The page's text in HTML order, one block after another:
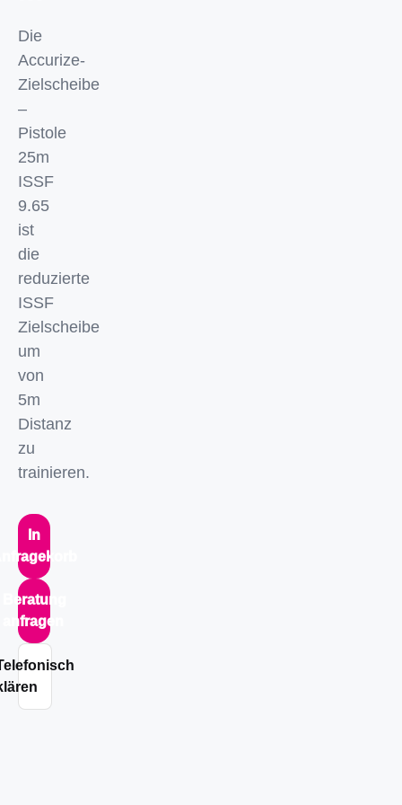
Die
Accurize-
Zielscheibe
–
Pistole
25m
ISSF
9.65
ist
die
reduzierte
ISSF
Zielscheibe
um
von
5m
Distanz
zu
trainieren.
In
Beratung
anfragen